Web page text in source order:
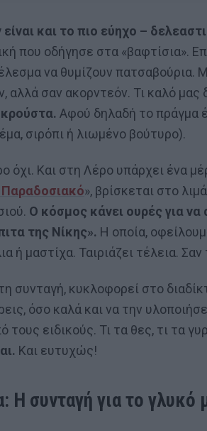
και το πιο εύηχο –
που οδήγησε στα «βαφτίσια».
να θυμίζουν πατσαβούρια.
αλλά σαν ακορντεόν. Τι καλό μας
Αφού δηλαδή το πράγμα
σιρόπι ή λιωμένο βούτυρο).
όχι. Και στη Λέρο υπάρχει ένα
Παραδοσιακό», βρίσκεται στο
Ο κόσμος κάνει ουρές για
της Νίκης». Η οποία,
ή μαστίχα. Ταιριάζει τέλεια.
συνταγή, κυκλοφορεί στο
όσο καλά και να την
ειδικούς. Τι τα θες, τι τα
Και ευτυχώς!
Η συνταγή για το γλυκό